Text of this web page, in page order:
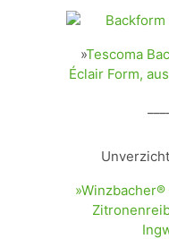
»Tescoma
Éclair Form,